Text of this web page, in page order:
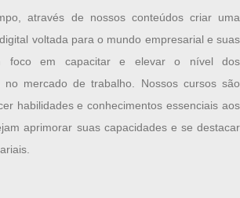
através de nossos conteúdos criar uma
voltada para o mundo empresarial e suas
foco em capacitar e elevar o nível dos
no mercado de trabalho. Nossos cursos são
habilidades e conhecimentos essenciais aos
aprimorar suas capacidades e se destacar